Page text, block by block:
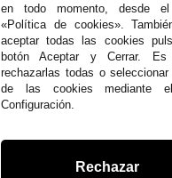
623 23 31
Atendemos Whatsapp
955 44 45 43/955
Avenida Plaza de
en todo momento, desde el
«Política de cookies».
aceptar todas las cookies
botón Aceptar y Cerrar. Es
rechazarlas todas o seleccionar
de las cookies mediante
Configuración.
Rechazar